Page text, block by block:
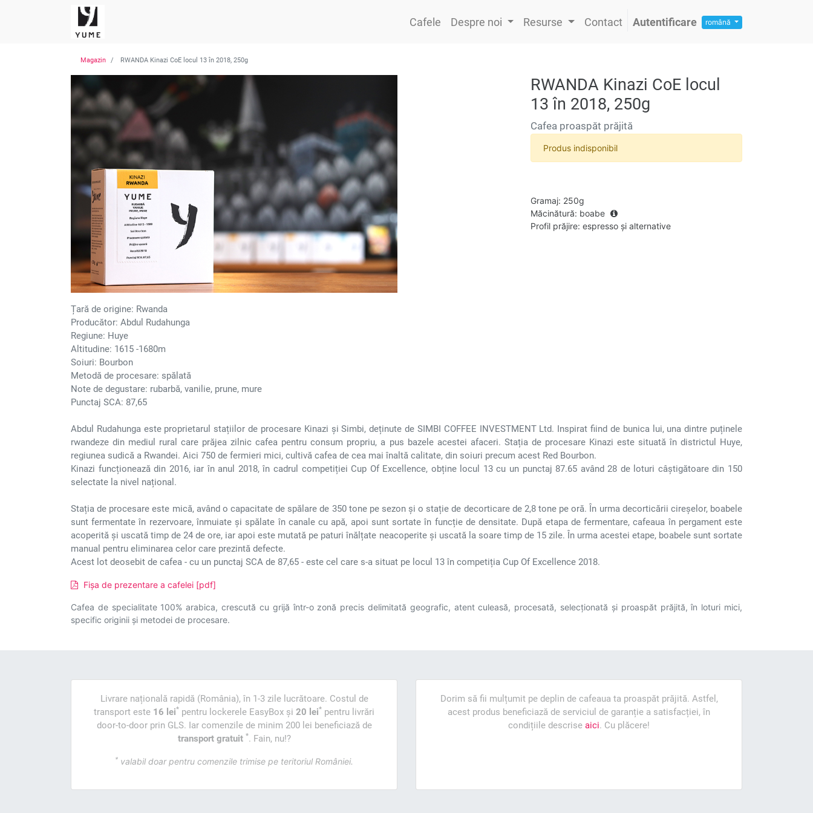
Cafele Despre noi Resurse Contact Autentificare română
Magazin RWANDA Kinazi CoE locul 13 în 2018, 250g
RWANDA Kinazi CoE locul
13 în 2018, 250g
Cafea proaspăt prăjită
Produs indisponibil
Gramaj: 250g
Măcinătură: boabe
Profil prăjire: espresso și alternative
Țară de origine: Rwanda
Producător: Abdul Rudahunga
Regiune: Huye
Altitudine: 1615 -1680m
Soiuri: Bourbon
Metodă de procesare: spălată
Note de degustare: rubarbă, vanilie, prune, mure
Punctaj SCA: 87,65
Abdul Rudahunga este proprietarul stațiilor de procesare Kinazi și Simbi, deținute de SIMBI COFFEE INVESTMENT Ltd. Inspirat fiind de bunica lui, una dintre puținele
rwandeze din mediul rural care prăjea zilnic cafea pentru consum propriu, a pus bazele acestei afaceri. Stația de procesare Kinazi este situată în districtul Huye,
regiunea sudică a Rwandei. Aici 750 de fermieri mici, cultivă cafea de cea mai înaltă calitate, din soiuri precum acest Red Bourbon.
Kinazi funcționează din 2016, iar în anul 2018, în cadrul competiției Cup Of Excellence, obține locul 13 cu un punctaj 87.65 având 28 de loturi câștigătoare din 150
selectate la nivel național.
Stația de procesare este mică, având o capacitate de spălare de 350 tone pe sezon și o stație de decorticare de 2,8 tone pe oră. În urma decorticării cireșelor, boabele
sunt fermentate în rezervoare, înmuiate și spălate în canale cu apă, apoi sunt sortate în funcție de densitate. După etapa de fermentare, cafeaua în pergament este
acoperită și uscată timp de 24 de ore, iar apoi este mutată pe paturi înălțate neacoperite și uscată la soare timp de 15 zile. În urma acestei etape, boabele sunt sortate
manual pentru eliminarea celor care prezintă defecte.
Acest lot deosebit de cafea - cu un punctaj SCA de 87,65 - este cel care s-a situat pe locul 13 în competiția Cup Of Excellence 2018.
Fișa de prezentare a cafelei [pdf]
Cafea de specialitate 100% arabica, crescută cu grijă într-o zonă precis delimitată geografic, atent culeasă, procesată, selecționată și proaspăt prăjită, în loturi mici,
specific originii și metodei de procesare.
Livrare națională rapidă (România), în 1-3 zile lucrătoare. Costul de
transport este 16 lei* pentru lockerele EasyBox și 20 lei* pentru livrări
door-to-door prin GLS. Iar comenzile de minim 200 lei beneficiază de
transport gratuit *. Fain, nu!?
* valabil doar pentru comenzile trimise pe teritoriul României.
Dorim să fii mulțumit pe deplin de cafeaua ta proaspăt prăjită. Astfel,
acest produs beneficiază de serviciul de garanție a satisfacției, în
condițiile descrise aici. Cu plăcere!